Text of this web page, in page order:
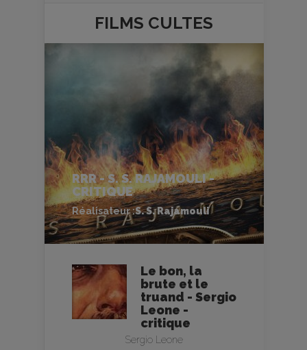
FILMS CULTES
RRR - S. S. RAJAMOULI -
CRITIQUE
Réalisateur :S. S. Rajamouli
Le bon, la
brute et le
truand - Sergio
Leone -
critique
Sergio Leone